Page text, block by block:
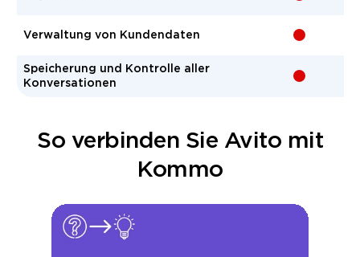
Verwaltung von Kundendaten -
Speicherung und Kontrolle aller
Konversationen
-
So verbinden Sie Avito mit
Kommo